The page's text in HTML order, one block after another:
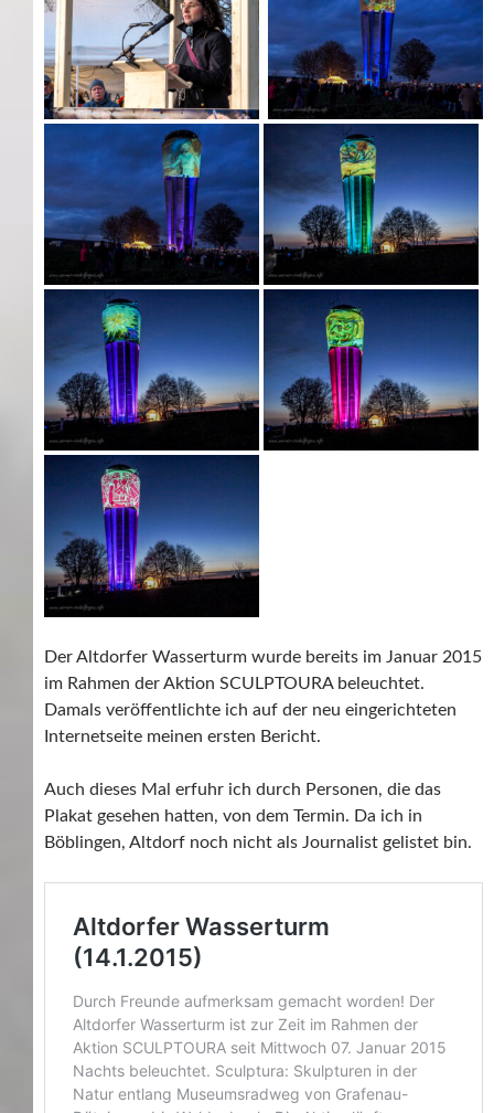
Der Altdorfer Wasserturm wurde bereits im Januar 2015
im Rahmen der Aktion SCULPTOURA beleuchtet.
Damals veröffentlichte ich auf der neu eingerichteten
Internetseite meinen ersten Bericht.
Auch dieses Mal erfuhr ich durch Personen, die das
Plakat gesehen hatten, von dem Termin. Da ich in
Böblingen, Altdorf noch nicht als Journalist gelistet bin.